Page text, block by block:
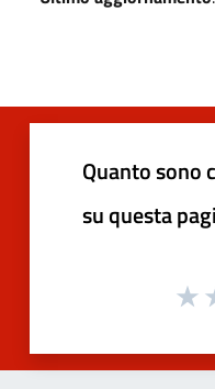
Quanto sono
su questa